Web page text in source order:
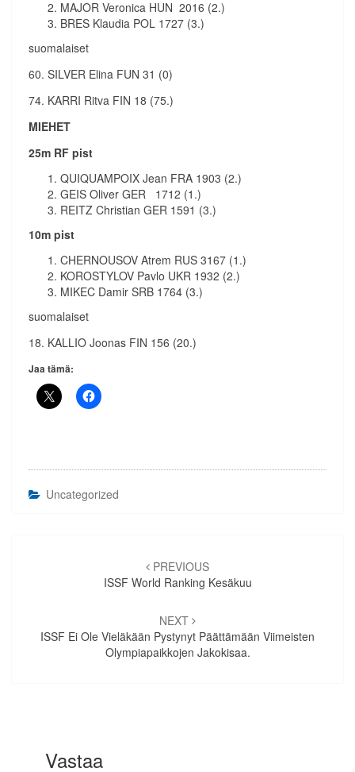
MAJOR Veronica HUN 2016 (2.)
BRES Klaudia POL 1727 (3.)
suomalaiset
60. SILVER Elina FUN 31 (0)
74. KARRI Ritva FIN 18 (75.)
MIEHET
25m RF pist
QUIQUAMPOIX Jean FRA 1903 (2.)
GEIS Oliver GER 1712 (1.)
REITZ Christian GER 1591 (3.)
10m pist
CHERNOUSOV Atrem RUS 3167 (1.)
KOROSTYLOV Pavlo UKR 1932 (2.)
MIKEC Damir SRB 1764 (3.)
suomalaiset
18. KALLIO Joonas FIN 156 (20.)
Jaa tämä:
Uncategorized
PREVIOUS
ISSF World Ranking Kesäkuu
NEXT
ISSF Ei Ole Vieläkään Pystynyt Päättämään Viimeisten
Olympiapaikkojen Jakokisaa.
Vastaa